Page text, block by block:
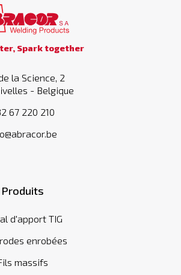
Spark together
la Science, 2
- Belgique
67 220 210
Produits
d'apport TIG
enrobées
massifs